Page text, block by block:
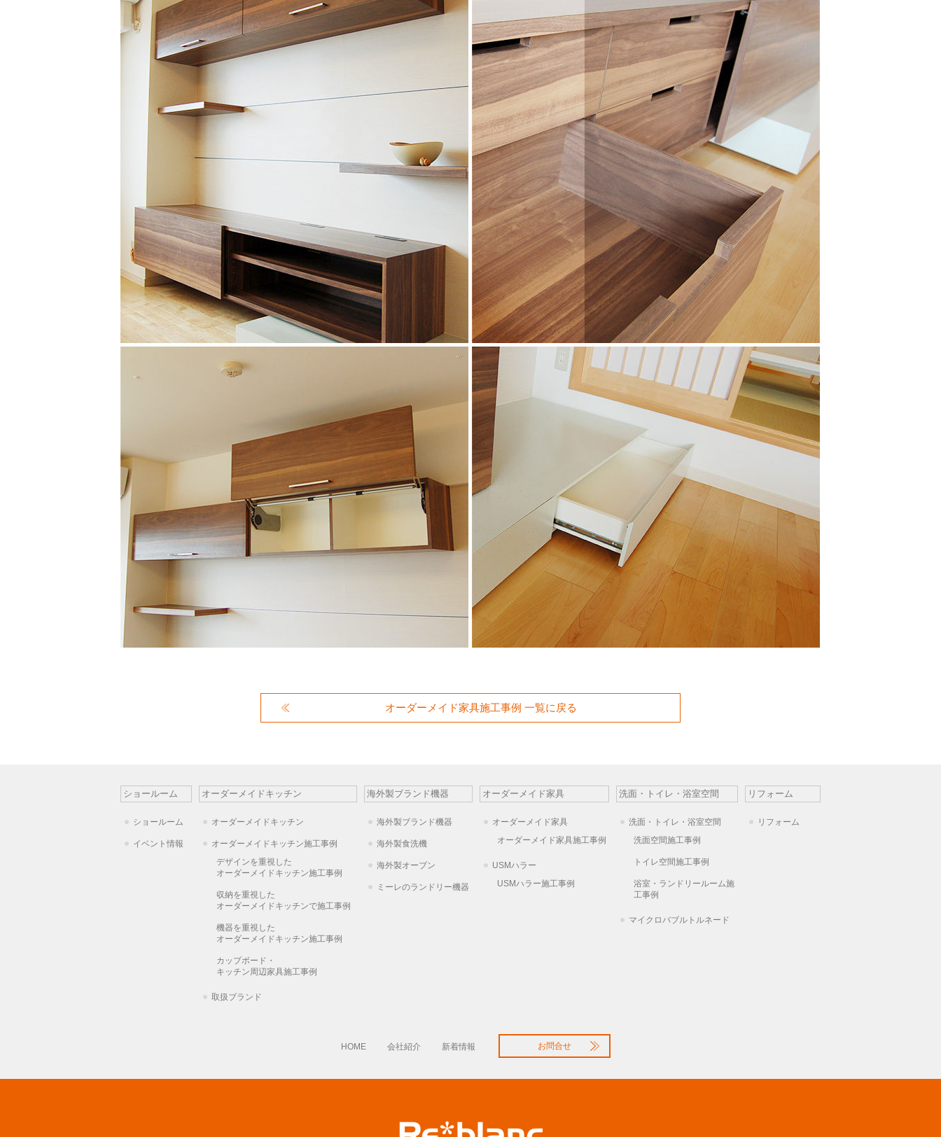
オーダーメイド家具施工事例 一覧に戻る
ショールーム
ショールーム
イベント情報
オーダーメイドキッチン
オーダーメイドキッチン
オーダーメイドキッチン施工事例
デザインを重視した
オーダーメイドキッチン施工事例
収納を重視した
オーダーメイドキッチンで施工事例
機器を重視した
オーダーメイドキッチン施工事例
カップボード・
キッチン周辺家具施工事例
取扱ブランド
海外製ブランド機器
海外製ブランド機器
海外製食洗機
海外製オーブン
ミーレのランドリー機器
オーダーメイド家具
オーダーメイド家具
オーダーメイド家具施工事例
USMハラー
USMハラー施工事例
洗面・トイレ・浴室空間
洗面・トイレ・浴室空間
洗面空間施工事例
トイレ空間施工事例
浴室・ランドリールーム施
工事例
マイクロバブルトルネード
リフォーム
リフォーム
HOME 会社紹介 新着情報 お問合せ